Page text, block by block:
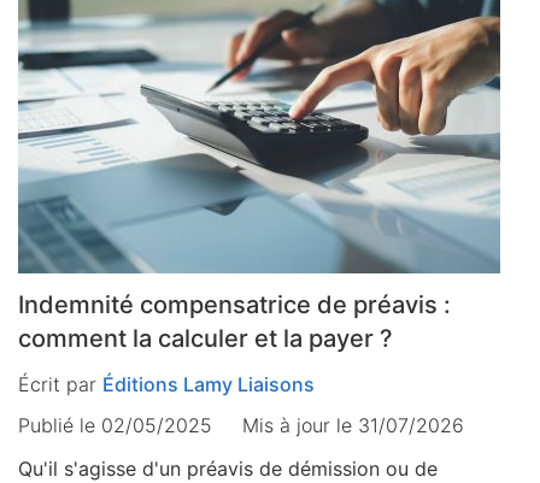
Indemnité compensatrice de préavis :
comment la calculer et la payer ?
Écrit par Éditions Lamy Liaisons
Publié le 02/05/2025
Mis à jour le 31/07/2026
Qu'il s'agisse d'un préavis de démission ou de